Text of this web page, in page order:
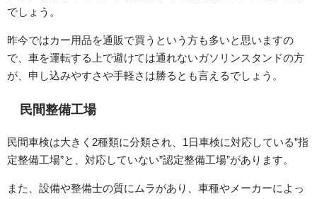
でしょう。
昨今ではカー用品を通販で買うという方も多いと思いますの
で、車を運転する上で避けては通れないガソリンスタンドの方
が、申し込みやすさや手軽さは勝るとも言えるでしょう。
民間整備工場
民間車検は大きく2種類に分類され、1日車検に対応している”指
定整備工場”と、対応していない”認定整備工場”があります。
また、設備や整備士の質にムラがあり、車種やメーカーによっ